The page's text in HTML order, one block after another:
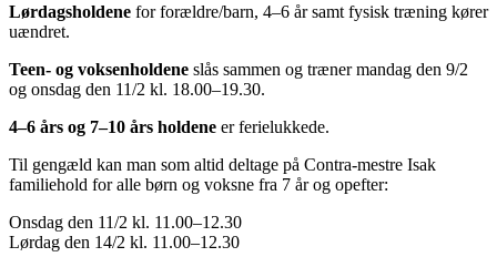
Lørdagsholdene for forældre/barn, 4–6 år samt fysisk træning kører
uændret.
Teen- og voksenholdene slås sammen og træner mandag den 9/2
og onsdag den 11/2 kl. 18.00–19.30.
4–6 års og 7–10 års holdene er ferielukkede.
Til gengæld kan man som altid deltage på Contra-mestre Isak
familiehold for alle børn og voksne fra 7 år og opefter:
Onsdag den 11/2 kl. 11.00–12.30
Lørdag den 14/2 kl. 11.00–12.30